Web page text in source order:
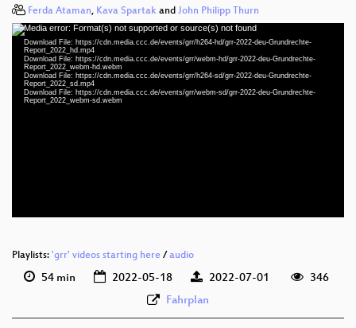
Ferda Ataman, Kava Spartak and John Philipp Thurn
Video
Player
Media error: Format(s) not supported or source(s) not found
Download File: https://cdn.media.ccc.de/events/grr/h264-hd/grr-2022-deu-Grundrechte-
Report_2022_hd.mp4
Download File: https://cdn.media.ccc.de/events/grr/webm-hd/grr-2022-deu-Grundrechte-
Report_2022_webm-hd.webm
Download File: https://cdn.media.ccc.de/events/grr/h264-sd/grr-2022-deu-Grundrechte-
Report_2022_sd.mp4
Download File: https://cdn.media.ccc.de/events/grr/webm-sd/grr-2022-deu-Grundrechte-
Report_2022_webm-sd.webm
Playlists: 'grr' videos starting here / audio
54 min 2022-05-18 2022-07-01
346
Fahrplan